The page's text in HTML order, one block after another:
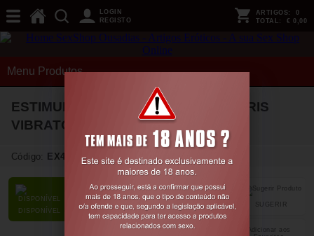
LOGIN
REGISTO
ARTIGOS: 0
TOTAL: € 0,00
Menu Produtos
ESTIMULADOR PULSE WAVE CLITORIS
VIBRATOR ARCTIC BLUE LOVELINE
Código: EX44091
DISPONÍVEL
SUGERIR
PARTILHAR